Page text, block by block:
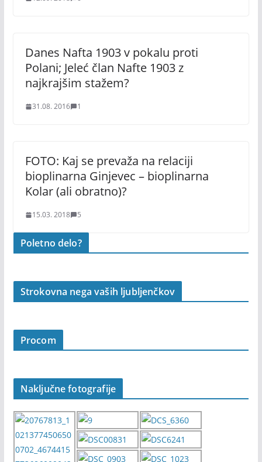
Danes Nafta 1903 v pokalu proti
Polani; Jeleć član Nafte 1903 z
najkrajšim stažem?
31.08. 2016 1
FOTO: Kaj se prevaža na relaciji
bioplinarna Ginjevec – bioplinarna
Kolar (ali obratno)?
15.03. 2018 5
Poletno delo?
Strokovna nega vaših ljubljenčkov
Procom
Naključne fotografije